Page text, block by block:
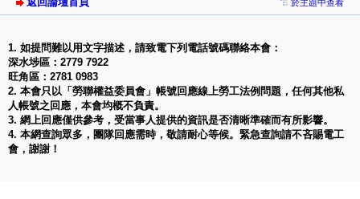
於主題中查看
1. 如提問難以用文字描述，請致電下列電話號碼聯絡本會：
深水埗區：2779 7922
旺角區：2781 0983
2. 本會只以「勞聯權益委員會」帳號回應線上勞工法例問題，任何其他私
人帳號之回應，本會均概不負責。
3. 網上回應僅供參考，受當事人提供的資訊是否清晰準確而有所影響。
4. 本網查詢眾多，團隊回應需時，敬請耐心等候。緊急查詢請不吝賜電工
會，謝謝！